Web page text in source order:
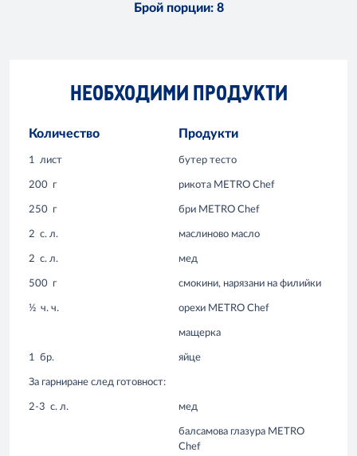
Брой порции: 8
НЕОБХОДИМИ ПРОДУКТИ
Количество Продукти
1 лист бутер тесто
200 г рикота METRO Chef
250 г бри METRO Chef
2 с. л. маслиново масло
2 с. л. мед
500 г смокини, нарязани на филийки
½ ч. ч. орехи METRO Chef
мащерка
1 бр. яйце
За гарниране след готовност:
2-3 с. л. мед
балсамова глазура METRO
Chef